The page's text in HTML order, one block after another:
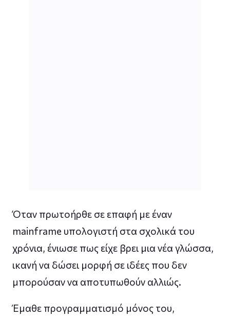
Όταν πρωτοήρθε σε επαφή με έναν
mainframe υπολογιστή στα σχολικά του
χρόνια, ένιωσε πως είχε βρει μια νέα γλώσσα,
ικανή να δώσει μορφή σε ιδέες που δεν
μπορούσαν να αποτυπωθούν αλλιώς.
Έμαθε προγραμματισμό μόνος του,